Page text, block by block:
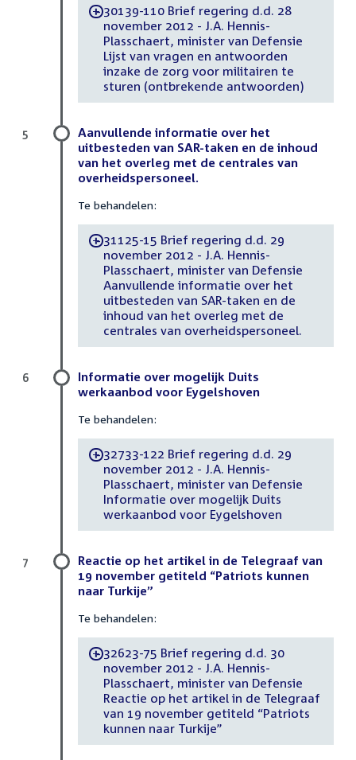
-30139-110 Brief regering d.d. 28
november 2012 - J.A. Hennis-
Plasschaert, minister van Defensie
Lijst van vragen en antwoorden
inzake de zorg voor militairen te
sturen (ontbrekende antwoorden)
Aanvullende informatie over het
uitbesteden van SAR-taken en de inhoud
van het overleg met de centrales van
overheidspersoneel.
Te behandelen:
-31125-15 Brief regering d.d. 29
november 2012 - J.A. Hennis-
Plasschaert, minister van Defensie
Aanvullende informatie over het
uitbesteden van SAR-taken en de
inhoud van het overleg met de
centrales van overheidspersoneel.
5
Informatie over mogelijk Duits
werkaanbod voor Eygelshoven
Te behandelen:
-32733-122 Brief regering d.d. 29
november 2012 - J.A. Hennis-
Plasschaert, minister van Defensie
Informatie over mogelijk Duits
werkaanbod voor Eygelshoven
6
Reactie op het artikel in de Telegraaf van
19 november getiteld “Patriots kunnen
naar Turkije”
Te behandelen:
-32623-75 Brief regering d.d. 30
november 2012 - J.A. Hennis-
Plasschaert, minister van Defensie
Reactie op het artikel in de Telegraaf
van 19 november getiteld “Patriots
kunnen naar Turkije”
7